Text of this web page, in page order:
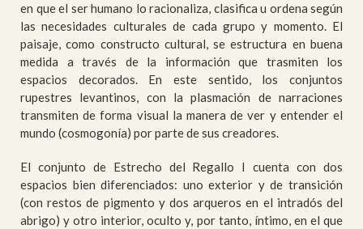
en que el ser humano lo racionaliza, clasifica u ordena según
las necesidades culturales de cada grupo y momento. El
paisaje, como constructo cultural, se estructura en buena
medida a través de la información que trasmiten los
espacios decorados. En este sentido, los conjuntos
rupestres levantinos, con la plasmación de narraciones
transmiten de forma visual la manera de ver y entender el
mundo (cosmogonía) por parte de sus creadores.
El conjunto de Estrecho del Regallo I cuenta con dos
espacios bien diferenciados: uno exterior y de transición
(con restos de pigmento y dos arqueros en el intradós del
abrigo) y otro interior, oculto y, por tanto, íntimo, en el que